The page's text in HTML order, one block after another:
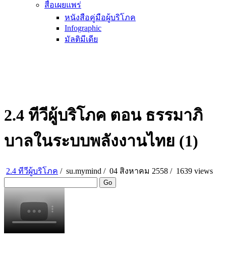
สื่อเผยแพร่
หนังสือคู่มือผู้บริโภค
Infographic
มัลติมีเดีย
2.4 ทีวีผู้บริโภค ตอน ธรรมาภิ
บาลในระบบพลังงานไทย (1)
2.4 ทีวีผู้บริโภค / su.mymind / 04 สิงหาคม 2558 / 1639 views
Go